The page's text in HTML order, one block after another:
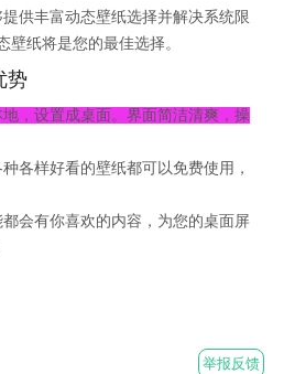
供丰富动态壁纸选择并解决系统限
壁纸将是您的最佳选择。
势
，设置成桌面。界面简洁清爽，操
各样好看的壁纸都可以免费使用，
会有你喜欢的内容，为您的桌面屏
举报反馈